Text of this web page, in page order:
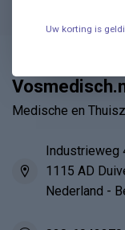
Medische en
Industrieweg
1115 AD
Nederland -
Uw korting is